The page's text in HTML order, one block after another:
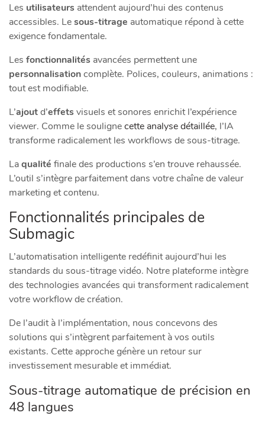
Les utilisateurs attendent aujourd’hui des contenus
accessibles. Lesous-titrage automatique répond à cette
exigence fondamentale.
Les fonctionnalités avancées permettent une
personnalisationcomplète. Polices, couleurs, animations :
tout est modifiable.
L’ajoutd’effetsvisuels et sonores enrichit l’expérience
viewer. Comme le soulignecette analyse détaillée, l’IA
transforme radicalement les workflows de sous-titrage.
Laqualité finale des productions s’en trouve rehaussée.
L’outil s’intègre parfaitement dans votre chaîne de valeur
marketing et contenu.
Fonctionnalités principales de
Submagic
L’automatisation intelligente redéfinit aujourd’hui les
standards du sous-titrage vidéo. Notre plateforme intègre
des technologies avancées qui transforment radicalement
votre workflow de création.
De l’audit à l’implémentation, nous concevons des
solutions qui s’intègrent parfaitement à vos outils
existants. Cette approche génère un retour sur
investissement mesurable et immédiat.
Sous-titrage automatique de précision en
48 langues